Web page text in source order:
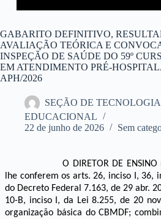
GABARITO DEFINITIVO,
AVALIAÇÃO TEÓRICA E
INSPEÇÃO DE SAÚDE DO 59º
EM ATENDIMENTO PRÉ-
APH/2026
SEÇÃO DE TECNOLOGIA
EDUCACIONAL
22 de junho de 2026
Sem
O DIRETOR DE ENSINO
lhe conferem os arts. 26, inciso I, 36,
do Decreto Federal 7.163, de 29 abr.
10-B, inciso I, da Lei 8.255, de 20
organização básica do CBMDF;